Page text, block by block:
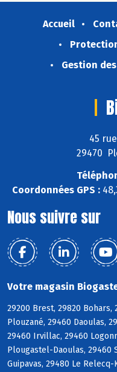
Accueil
Gestion
45
29470
Coordonnées GPS :
Nous suivre sur
Votre magasin
29200 Brest, 29820 Bohars,
Plouzané, 29460 Daoulas,
29460 Irvillac, 29460
Plougastel-Daoulas, 29460
Guipavas, 29480 Le